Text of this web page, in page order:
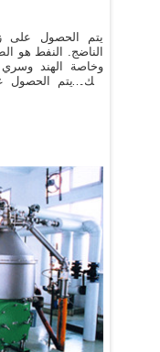
يتم الحصول على
الناضج. النفط هو
وخاصة الهند وسري
ذلك. يتم